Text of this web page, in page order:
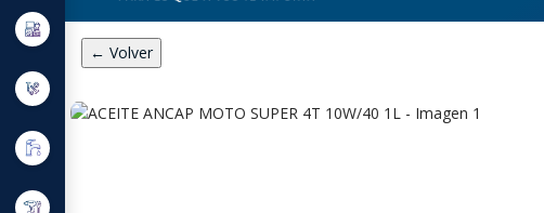
← Volver